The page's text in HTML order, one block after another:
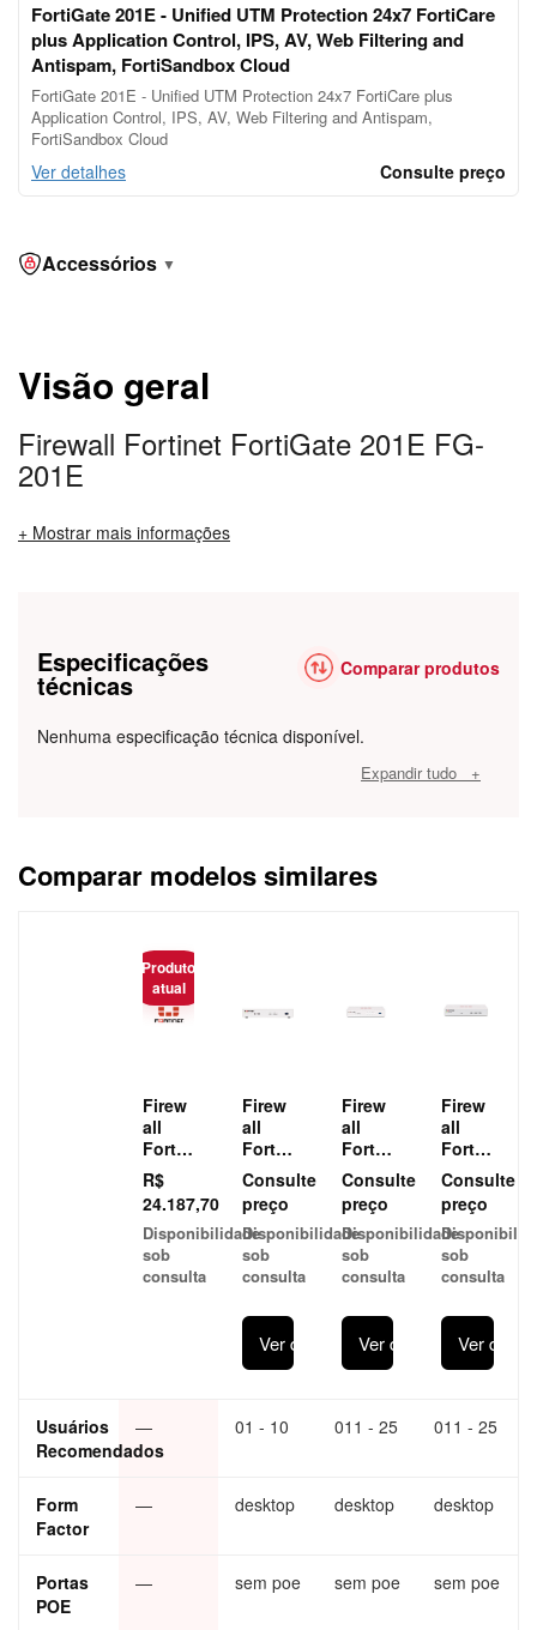
FortiGate 201E - Unified UTM Protection 24x7 FortiCare
plus Application Control, IPS, AV, Web Filtering and
Antispam, FortiSandbox Cloud
FortiGate 201E - Unified UTM Protection 24x7 FortiCare plus
Application Control, IPS, AV, Web Filtering and Antispam,
FortiSandbox Cloud
Ver detalhes Consulte preço
Accessórios ▼
Visão geral
Firewall Fortinet FortiGate 201E FG-
201E
+ Mostrar mais informações
Especificações
técnicas Comparar produtos
Nenhuma especificação técnica disponível.
Expandir tudo +
Comparar modelos similares
Produto
atual
Firew
all
Fortin
et
FortiG
ate
201E
FG-
201E
R$
24.187,70
Disponibilidade
sob
consulta
Firew
all
Fortin
et
Fortig
ate
30E
FG-
30E
Consulte
preço
Disponibilidade
sob
consulta
Ver detalhes
Firew
all
Fortin
et
Fortig
ate
50E
FG-
50E
Consulte
preço
Disponibilidade
sob
consulta
Ver detalhes
Firew
all
Fortin
et
Fortig
ate
60E
FG-
60E
Consulte
preço
sob
consulta
Ver
Usuários
Recomendados
— 01 - 10 011 - 25 011 - 25
Form
Factor
— desktop desktop desktop
Portas
POE
— sem poe sem poe sem poe